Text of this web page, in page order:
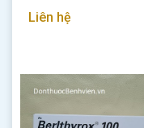
Liên hệ